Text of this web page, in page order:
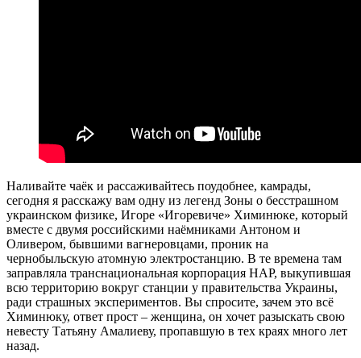
Наливайте чаёк и рассаживайтесь поудобнее, камрады,
сегодня я расскажу вам одну из легенд Зоны о бесстрашном
украинском физике, Игоре «Игоревиче» Химинюке, который
вместе с двумя российскими наёмниками Антоном и
Оливером, бывшими вагнеровцами, проник на
чернобыльскую атомную электростанцию. В те времена там
заправляла транснациональная корпорация НАР, выкупившая
всю территорию вокруг станции у правительства Украины,
ради страшных экспериментов. Вы спросите, зачем это всё
Химинюку, ответ прост – женщина, он хочет разыскать свою
невесту Татьяну Амалиеву, пропавшую в тех краях много лет
назад.